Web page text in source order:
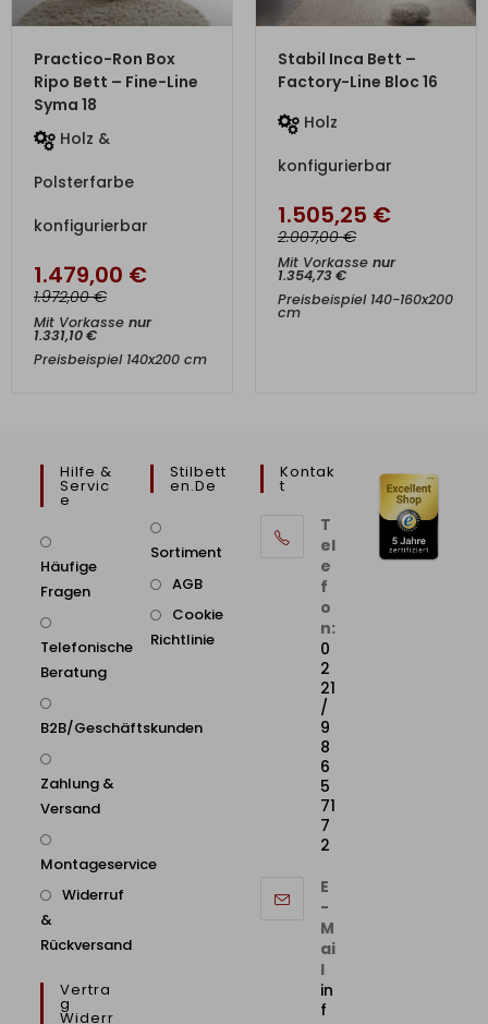
ZUM PRODUKT
Practico-Ron Box
Ripo Bett – Fine-Line
Syma 18
Holz &
Polsterfarbe
konfigurierbar
1.479,00 €
1.972,00€
Mit Vorkasse nur
1.331,10€
Preisbeispiel 140x200 cm
ZUM PRODUKT
Stabil Inca Bett –
Factory-Line Bloc 16
Holz
konfigurierbar
1.505,25 €
2.007,00€
Mit Vorkasse nur
1.354,73€
Preisbeispiel 140-160x200
cm
Hilfe &
Servic
E
Häufige
Fragen
Telefonische
Beratung
B2B/Geschäftskunden
Zahlung &
Versand
Montageservice
Widerruf
&
Rückversand
Vertra
G
Widerr
Stilbett
En.de
Sortiment
AGB
Cookie
Richtlinie
Kontak
T
T
el
e
f
o
n:
0
2
21
/
9
8
6
5
71
7
2
E
-
M
ai
l
in
f